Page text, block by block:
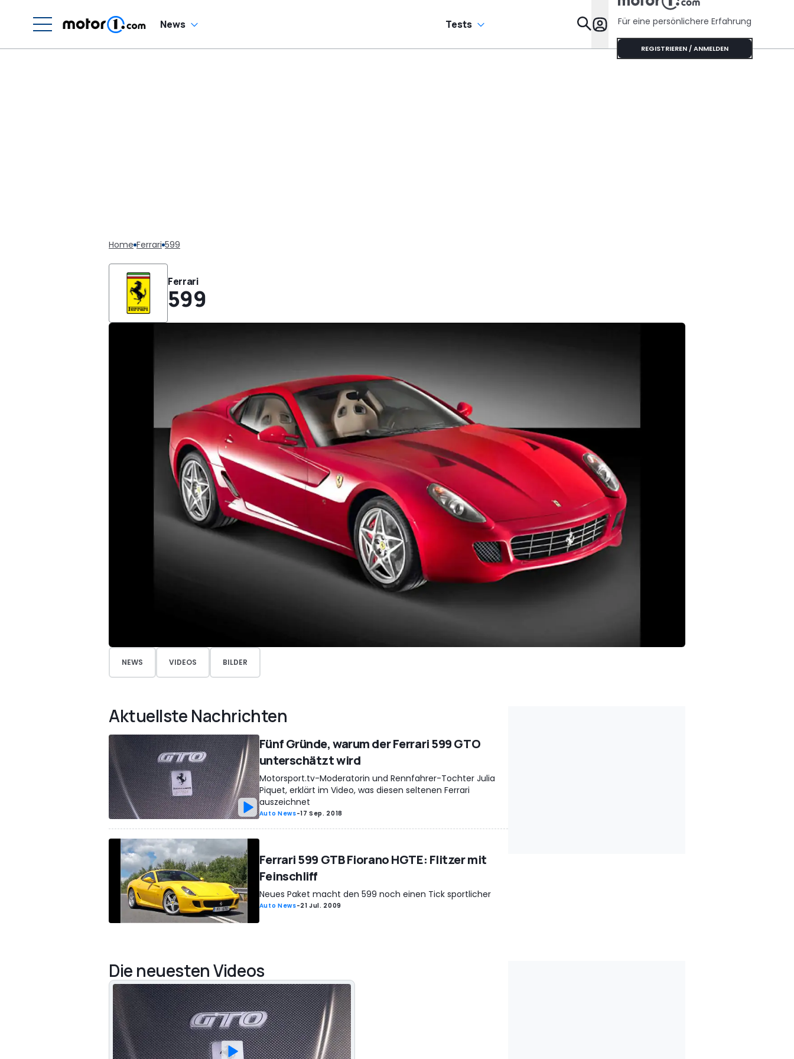
News Tests Specials
Für eine persönlichere Erfahrung
REGISTRIEREN / ANMELDEN
Home Ferrari 599
Ferrari
599
NEWS VIDEOS BILDER
Aktuellste Nachrichten
Fünf Gründe, warum der Ferrari 599 GTO
unterschätzt wird
Motorsport.tv-Moderatorin und Rennfahrer-Tochter Julia
Piquet, erklärt im Video, was diesen seltenen Ferrari
auszeichnet
Auto News-17 Sep. 2018
Ferrari 599 GTB Fiorano HGTE: Flitzer mit
Feinschliff
Neues Paket macht den 599 noch einen Tick sportlicher
Auto News-21 Jul. 2009
Die neuesten Videos